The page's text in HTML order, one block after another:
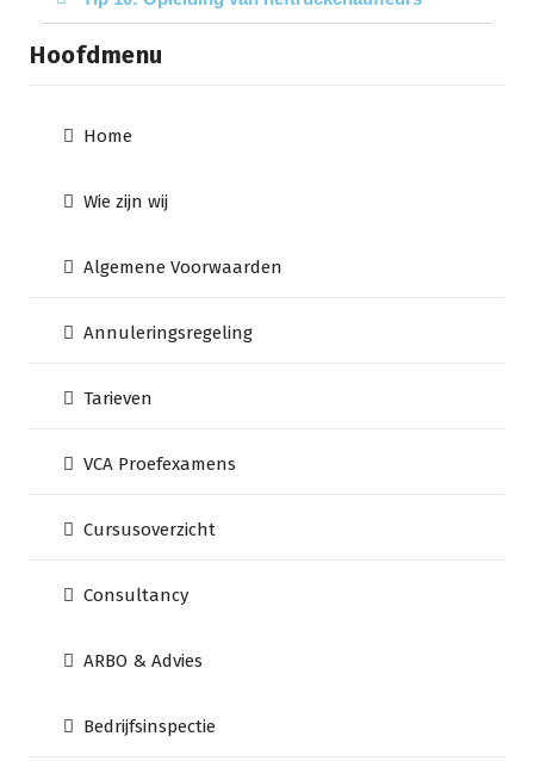
Hoofdmenu
Home
Wie zijn wij
Algemene Voorwaarden
Annuleringsregeling
Tarieven
VCA Proefexamens
Cursusoverzicht
Consultancy
ARBO & Advies
Bedrijfsinspectie